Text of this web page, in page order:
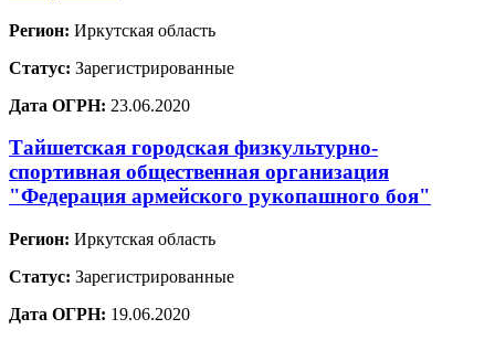
Регион: Иркутская область
Статус: Зарегистрированные
Дата ОГРН: 23.06.2020
Тайшетская городская физкультурно-
спортивная общественная организация
"Федерация армейского рукопашного боя"
Регион: Иркутская область
Статус: Зарегистрированные
Дата ОГРН: 19.06.2020